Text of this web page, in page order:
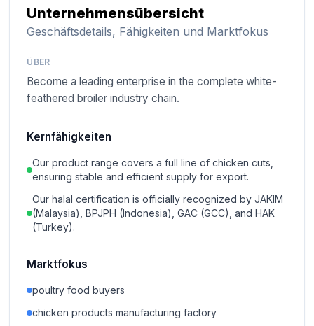
Unternehmensübersicht
Geschäftsdetails, Fähigkeiten und Marktfokus
ÜBER
Become a leading enterprise in the complete white-
feathered broiler industry chain.
Kernfähigkeiten
Our product range covers a full line of chicken cuts,
ensuring stable and efficient supply for export.
Our halal certification is officially recognized by JAKIM
(Malaysia), BPJPH (Indonesia), GAC (GCC), and HAK
(Turkey).
Marktfokus
poultry food buyers
chicken products manufacturing factory